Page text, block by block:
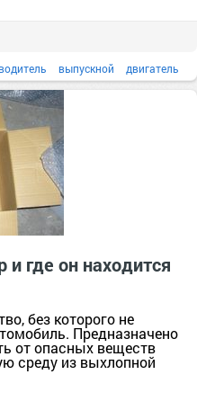
выпускной двигатель
и где он находится
без которого не
Предназначено
от опасных веществ
среду из выхлопной